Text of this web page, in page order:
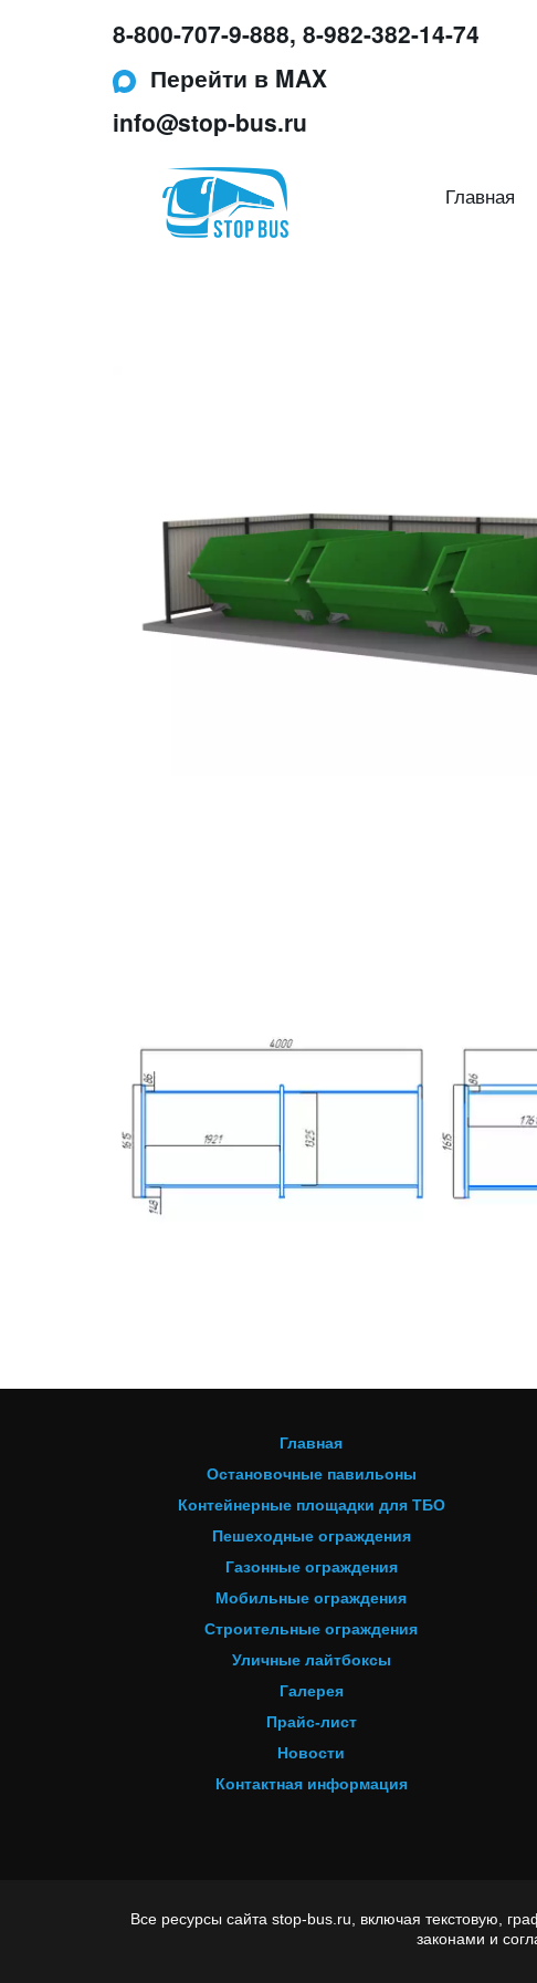
8-800-707-9-888, 8-982-382-14-74
Перейти в MAX
info@stop-bus.ru
Главная
Главная
Остановочные павильоны
Контейнерные площадки для ТБО
Пешеходные ограждения
Газонные ограждения
Мобильные ограждения
Строительные ограждения
Уличные лайтбоксы
Галерея
Прайс-лист
Новости
Контактная информация
Все ресурсы сайта stop-bus.ru, включая текстовую,
законами и